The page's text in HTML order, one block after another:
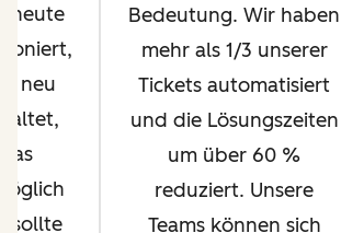
heute
neu
sollte
Bedeutung. Wir haben
mehr als 1/3 unserer
Tickets automatisiert
und die Lösungszeiten
um über 60 %
reduziert. Unsere
Teams können sich